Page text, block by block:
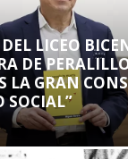
LICEO
DE
LA GRAN
SOCIAL”